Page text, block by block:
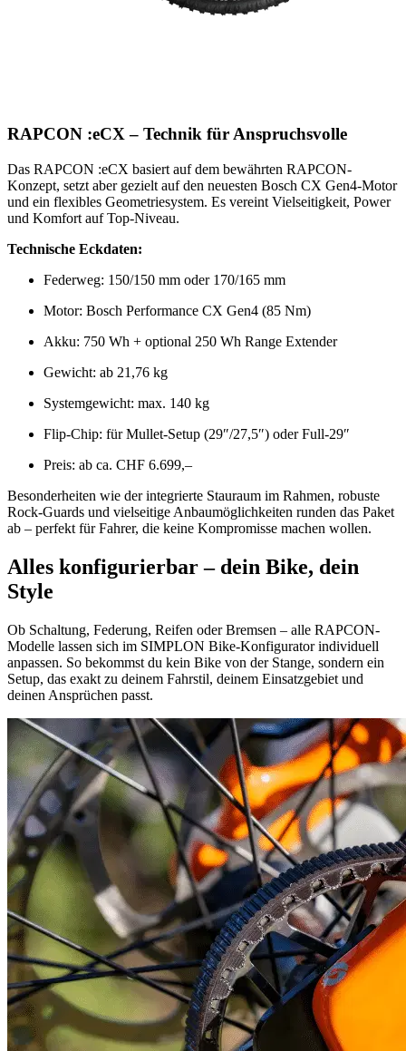
RAPCON :eCX – Technik für Anspruchsvolle
Das RAPCON :eCX basiert auf dem bewährten RAPCON-
Konzept, setzt aber gezielt auf den neuesten Bosch CX Gen4-Motor
und ein flexibles Geometriesystem. Es vereint Vielseitigkeit, Power
und Komfort auf Top-Niveau.
Technische Eckdaten:
Federweg: 150/150 mm oder 170/165 mm
Motor: Bosch Performance CX Gen4 (85 Nm)
Akku: 750 Wh + optional 250 Wh Range Extender
Gewicht: ab 21,76 kg
Systemgewicht: max. 140 kg
Flip-Chip: für Mullet-Setup (29″/27,5″) oder Full-29″
Preis: ab ca. CHF 6.699,–
Besonderheiten wie der integrierte Stauraum im Rahmen, robuste
Rock-Guards und vielseitige Anbaumöglichkeiten runden das Paket
ab – perfekt für Fahrer, die keine Kompromisse machen wollen.
Alles konfigurierbar – dein Bike, dein
Style
Ob Schaltung, Federung, Reifen oder Bremsen – alle RAPCON-
Modelle lassen sich im SIMPLON Bike-Konfigurator individuell
anpassen. So bekommst du kein Bike von der Stange, sondern ein
Setup, das exakt zu deinem Fahrstil, deinem Einsatzgebiet und
deinen Ansprüchen passt.